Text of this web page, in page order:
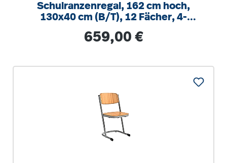
Schulranzenregal, 162 cm hoch,
130x40 cm (B/T), 12 Fächer, 4-
Regulärer Preis:
659,00 €